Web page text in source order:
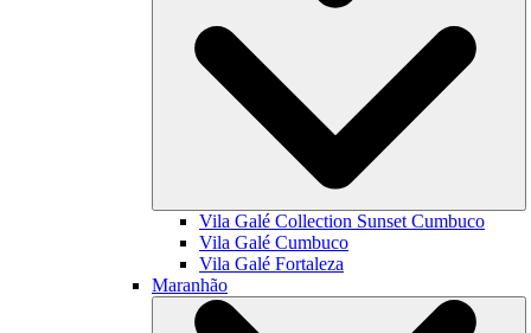
Vila Galé Collection Sunset Cumbuco
Vila Galé Cumbuco
Vila Galé Fortaleza
Maranhão